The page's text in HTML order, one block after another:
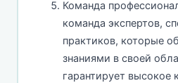
Команда
команда экспертов,
практиков, которые
знаниями в своей
гарантирует высокое